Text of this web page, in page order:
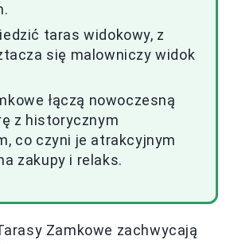
taras widokowy, z
się malowniczy widok
łączą nowoczesną
z historycznym
co czyni je atrakcyjnym
zakupy i relaks.
Zamkowe zachwycają